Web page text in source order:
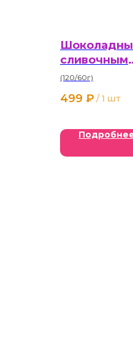
сливочным
(120/60г)
499 ₽ / 1 шт